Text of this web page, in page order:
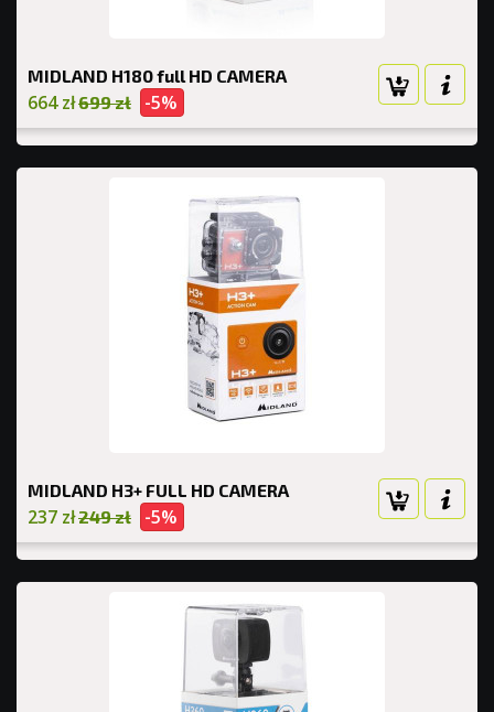
MIDLAND H180 full HD CAMERA
664 zł699 zł -5%
MIDLAND H3+ FULL HD CAMERA
237 zł249 zł -5%